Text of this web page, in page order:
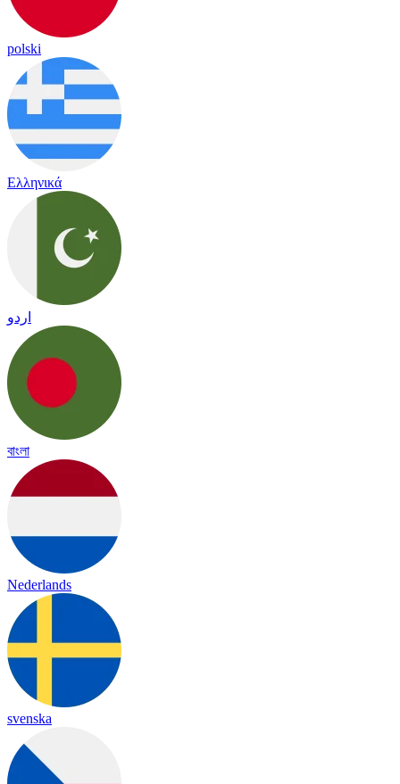
polski
Ελληνικά
اردو
বাংলা
Nederlands
svenska